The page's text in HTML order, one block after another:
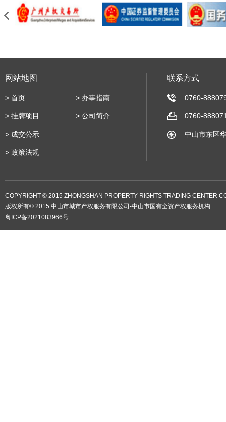
网站地图
> 首页
> 挂牌项目
> 成交公示
> 政策法规
> 办事指南
> 公司简介
联系方式
0760-
0760-
中山市东区
COPYRIGHT © 2015 ZHONGSHAN PROPERTY RIGHTS TRADING CENTER
版权所有© 2015 中山市城市产权服务有限公司-中山市国有全资产权服务机构
粤ICP备2021083966号